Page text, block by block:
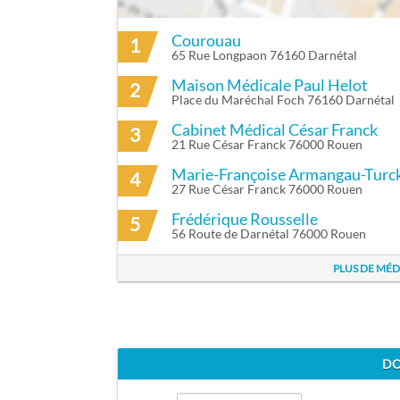
ITINÉRAIRE VERS EMMANUEL CREYX À
1 Courouau
65 Rue Longpaon 76160 Darnétal
2 Maison Médicale Paul Helot
Place du Maréchal Foch 76160 Darnétal
3 Cabinet Médical César Franck
21 Rue César Franck 76000 Rouen
4 Marie-Françoise Armangau-
27 Rue César Franck 76000 Rouen
5 Frédérique Rousselle
56 Route de Darnétal 76000 Rouen
PLUS DE